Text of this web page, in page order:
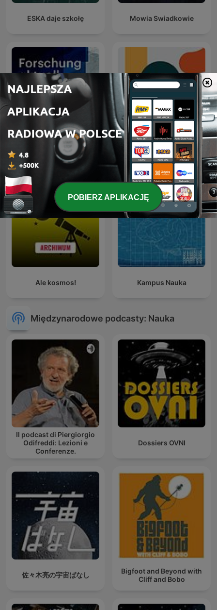
ESKA daje szkołę Mowia Swiadkowie
Forschung aktuell Entiende Tu Mente
Ale kosmos! Kampus Nauka
Międzynarodowe podcasty: Nauka
Il podcast di Piergiorgio
Odifreddi: Lezioni e
Conferenze.
Dossiers OVNI
佐々木亮の宇宙ばなし
Bigfoot and Beyond with
Cliff and Bobo
POBIERZ APLIKACJĘ